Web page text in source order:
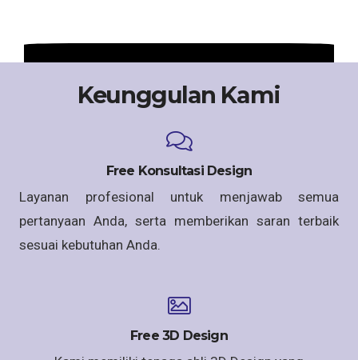
Keunggulan Kami
Free Konsultasi Design
Layanan profesional untuk menjawab semua
pertanyaan Anda, serta memberikan saran terbaik
sesuai kebutuhan Anda.
Free 3D Design